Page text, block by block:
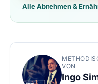
Alle Abnehmen &
VON
Ingo